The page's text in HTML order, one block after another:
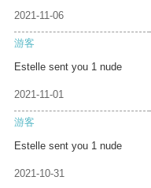
2021-11-06
游客
Estelle sent you 1 nude
2021-11-01
游客
Estelle sent you 1 nude
2021-10-31